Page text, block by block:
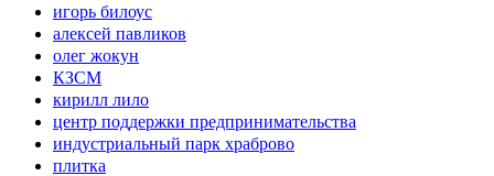
игорь билоус
алексей павликов
олег жокун
КЗСМ
кирилл лило
центр поддержки предпринимательства
индустриальный парк храброво
плитка